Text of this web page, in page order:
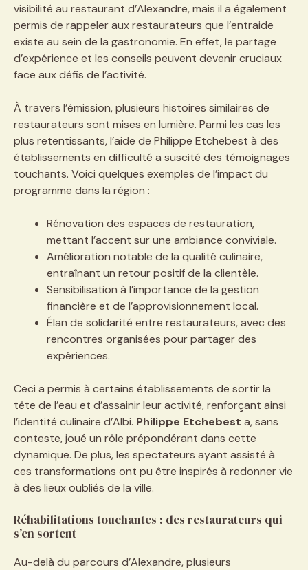
visibilité au restaurant d’Alexandre, mais il a également
permis de rappeler aux restaurateurs que l’entraide
existe au sein de la gastronomie. En effet, le partage
d’expérience et les conseils peuvent devenir cruciaux
face aux défis de l’activité.
À travers l’émission, plusieurs histoires similaires de
restaurateurs sont mises en lumière. Parmi les cas les
plus retentissants, l’aide de Philippe Etchebest à des
établissements en difficulté a suscité des témoignages
touchants. Voici quelques exemples de l’impact du
programme dans la région :
Rénovation des espaces de restauration,
mettant l’accent sur une ambiance conviviale.
Amélioration notable de la qualité culinaire,
entraînant un retour positif de la clientèle.
Sensibilisation à l’importance de la gestion
financière et de l’approvisionnement local.
Élan de solidarité entre restaurateurs, avec des
rencontres organisées pour partager des
expériences.
Ceci a permis à certains établissements de sortir la
tête de l’eau et d’assainir leur activité, renforçant ainsi
l’identité culinaire d’Albi. Philippe Etchebest a, sans
conteste, joué un rôle prépondérant dans cette
dynamique. De plus, les spectateurs ayant assisté à
ces transformations ont pu être inspirés à redonner vie
à des lieux oubliés de la ville.
Réhabilitations touchantes : des restaurateurs qui
s’en sortent
Au-delà du parcours d’Alexandre, plusieurs